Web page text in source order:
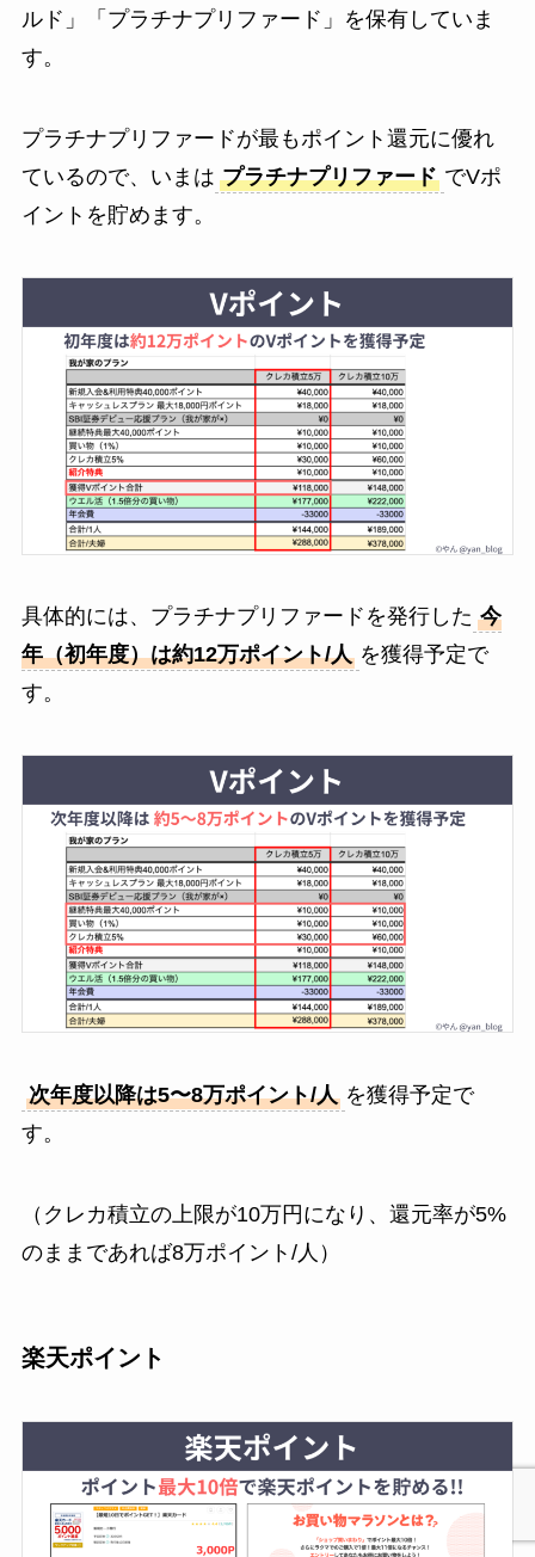
ルド」「プラチナプリファード」を保有していま
す。
プラチナプリファードが最もポイント還元に優れ
ているので、いまは プラチナプリファード でVポ
イントを貯めます。
具体的には、プラチナプリファードを発行した 今
年（初年度）は約12万ポイント/人 を獲得予定で
す。
次年度以降は5〜8万ポイント/人 を獲得予定で
す。
（クレカ積立の上限が10万円になり、還元率が5%
のままであれば8万ポイント/人）
楽天ポイント